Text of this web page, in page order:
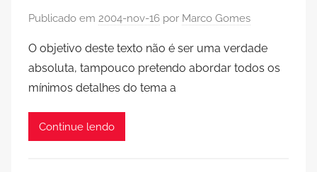
Publicado em 2004-nov-16 por Marco Gomes
O objetivo deste texto não é ser uma verdade
absoluta, tampouco pretendo abordar todos os
mínimos detalhes do tema a
Continue lendo